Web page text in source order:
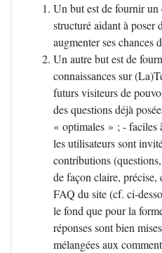
Un but est de fournir
structuré aidant à poser
augmenter ses chances
Un autre but est de
connaissances sur
futurs visiteurs de
des questions déjà
« optimales » ; - faciles
les utilisateurs sont
contributions
de façon claire, précise,
FAQ du site (cf. ci-
le fond que pour la
réponses sont bien
mélangées aux